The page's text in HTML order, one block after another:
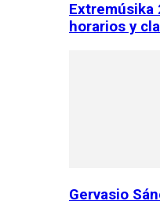
Extremúsika
horarios y
Gervasio